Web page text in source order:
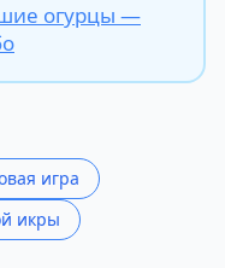
огурцы —
игра
икры